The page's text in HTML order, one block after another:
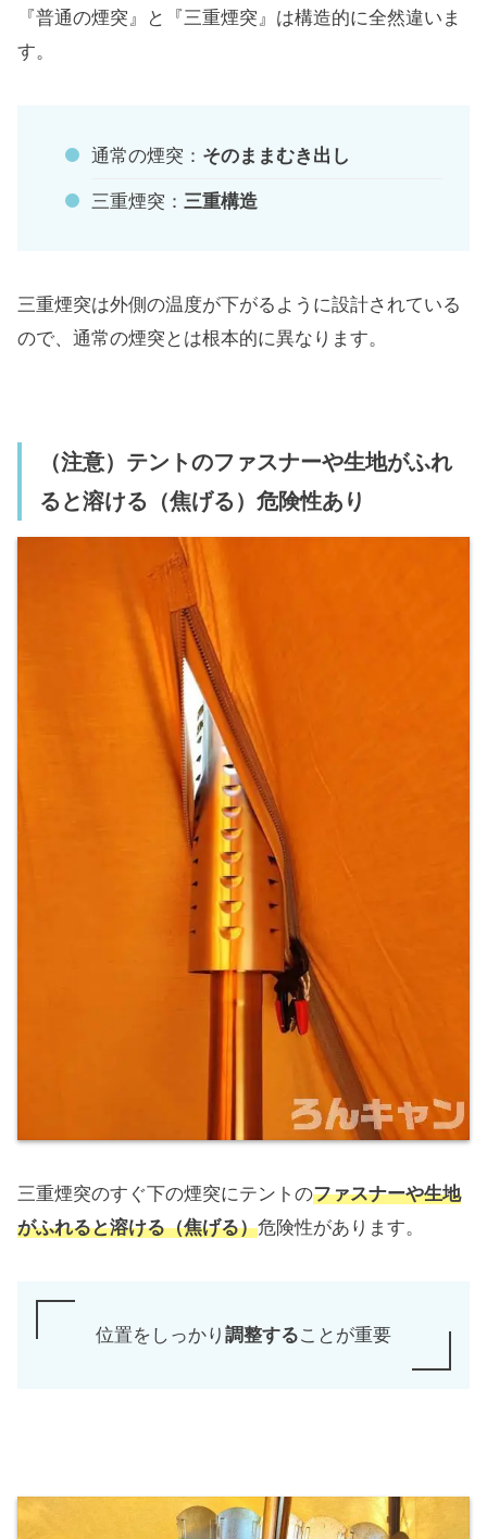
『普通の煙突』と『三重煙突』は構造的に全然違いま
す。
通常の煙突： そのままむき出し
三重煙突： 三重構造
三重煙突は外側の温度が下がるように設計されている
ので、通常の煙突とは根本的に異なります。
（注意）テントのファスナーや生地がふれ
ると溶ける（焦げる）危険性あり
三重煙突のすぐ下の煙突にテントのファスナーや生地
がふれると溶ける（焦げる）危険性があります。
位置をしっかり 調整することが重要